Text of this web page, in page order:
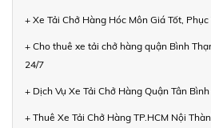
+ Xe Tải Chở Hàng Hóc Môn Giá Tốt,
+ Cho thuê xe tải chở hàng quận Bình
24/7
+ Dịch Vụ Xe Tải Chở Hàng Quận Tân
+ Thuê Xe Tải Chở Hàng TP.HCM Nội